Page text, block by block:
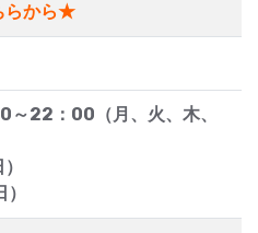
らから★
22：00（月、火、木、